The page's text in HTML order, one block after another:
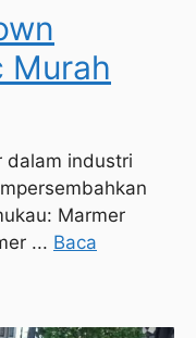
Murah
dalam industri
Marmer
... Baca